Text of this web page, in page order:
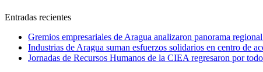
Entradas recientes
Gremios empresariales de Aragua analizaron panorama
Industrias de Aragua suman esfuerzos solidarios en centro de
Jornadas de Recursos Humanos de la CIEA regresaron por